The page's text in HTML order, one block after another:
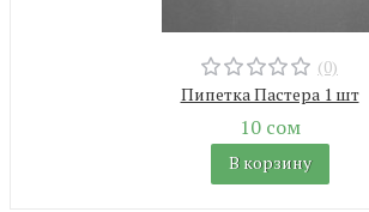
(0)
Пипетка Пастера 1 шт
10 сом
В корзину